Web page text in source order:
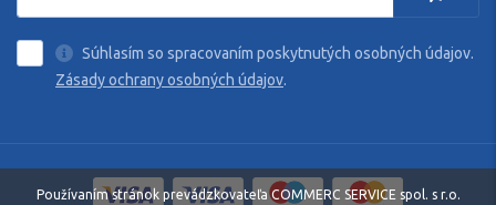
Súhlasím so spracovaním poskytnutých osobných údajov.
Zásady ochrany osobných údajov.
Používaním stránok prevádzkovateľa COMMERC SERVICE spol. s r.o.